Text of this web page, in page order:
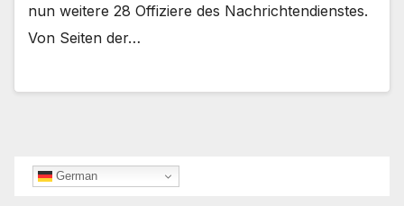
nun weitere 28 Offiziere des Nachrichtendienstes.
Von Seiten der…
German